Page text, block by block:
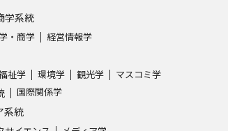
学系統
・商学 経営情報学
祉学 環境学 観光学 マスコミ学
国際関係学
系統